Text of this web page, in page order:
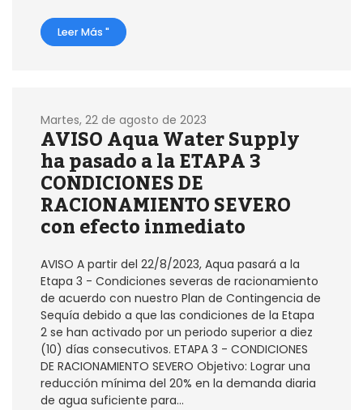
Leer Más "
Martes, 22 de agosto de 2023
AVISO Aqua Water Supply
ha pasado a la ETAPA 3
CONDICIONES DE
RACIONAMIENTO SEVERO
con efecto inmediato
AVISO A partir del 22/8/2023, Aqua pasará a la
Etapa 3 - Condiciones severas de racionamiento
de acuerdo con nuestro Plan de Contingencia de
Sequía debido a que las condiciones de la Etapa
2 se han activado por un periodo superior a diez
(10) días consecutivos. ETAPA 3 - CONDICIONES
DE RACIONAMIENTO SEVERO Objetivo: Lograr una
reducción mínima del 20% en la demanda diaria
de agua suficiente para...